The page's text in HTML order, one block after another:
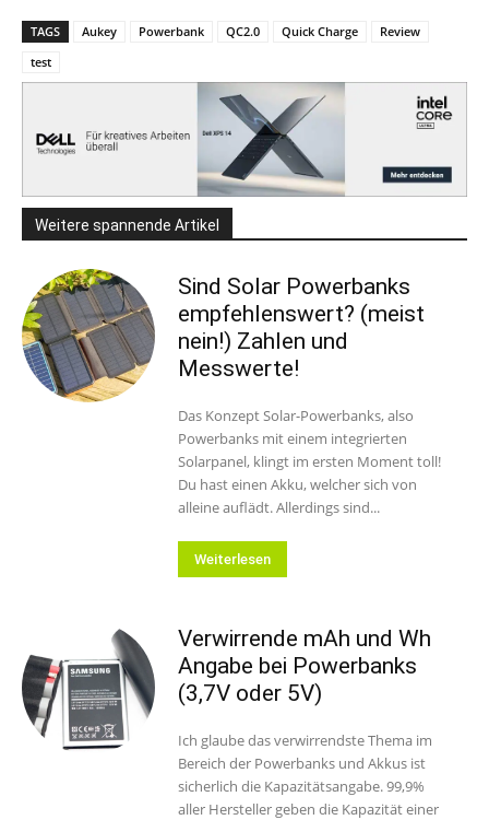
TAGS Aukey Powerbank QC2.0 Quick Charge
Review
test
Weitere spannende Artikel
Sind Solar Powerbanks
empfehlenswert? (meist
nein!) Zahlen und
Messwerte!
Das Konzept Solar-Powerbanks, also
Powerbanks mit einem integrierten
Solarpanel, klingt im ersten Moment toll!
Du hast einen Akku, welcher sich von
alleine auflädt. Allerdings sind...
Weiterlesen
Verwirrende mAh und Wh
Angabe bei Powerbanks
(3,7V oder 5V)
Ich glaube das verwirrendste Thema im
Bereich der Powerbanks und Akkus ist
sicherlich die Kapazitätsangabe. 99,9%
aller Hersteller geben die Kapazität einer